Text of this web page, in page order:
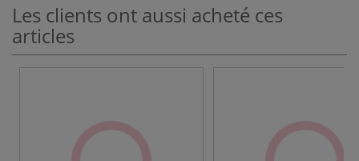
Les clients ont aussi acheté ces
articles